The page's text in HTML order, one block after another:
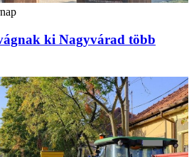
ki Nagyvárad több